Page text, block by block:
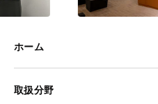
ホーム
取扱分野